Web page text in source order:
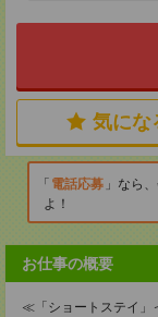
気にな
電話応募
なら
よ！
お仕事の概要
≪「ショートステイ」